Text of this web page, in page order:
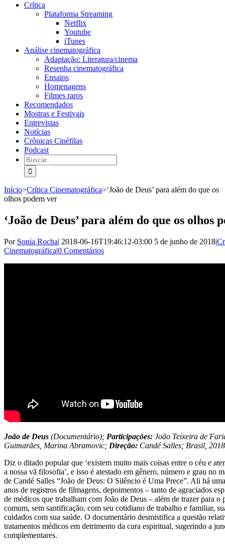
Crítica
Plataforma Streaming
Netflix
Youtube
iTunes
Análise cinematográfica
Adaptação: Literatura/cinema
Resenha cinematográfica
Ensaios
Homenagens
Filmes raros
Recomendados
Mostras e Festivais
Entrevistas
Notícias
Crônicas Cinéfilas
Podcast
Início>Crítica Cinematográfica>‘João de Deus’ para além do que os
olhos podem ver
‘João de Deus’ para além do que os olhos
Por Sonia Rocha| 2018-06-16T19:46:12-03:00 5 de junho de 2018|
Cinematográfica|0 Comentários
João de Deus (Documentário); Participações: João Teixeira de
Guimarães, Marina Abramovic; Direção: Candé Salles; Brasil,
Diz o ditado popular que ‘existem muito mais coisas entre o céu e
a nossa vã filosofia’, e isso é atestado em gênero, número e grau no
de Candé Salles “João de Deus: O Silêncio é Uma Prece”. Ali há
anos de registros de filmagens, depoimentos – tanto de agraciados
de médicos que trabalham com João de Deus – além de trazer para o
comum, sem santificação, com seu cotidiano de trabalho e familiar,
cuidados com sua saúde. O documentário desmistifica a questão
tratamentos médicos em detrimento da cura espiritual, sugerindo a
complementares.